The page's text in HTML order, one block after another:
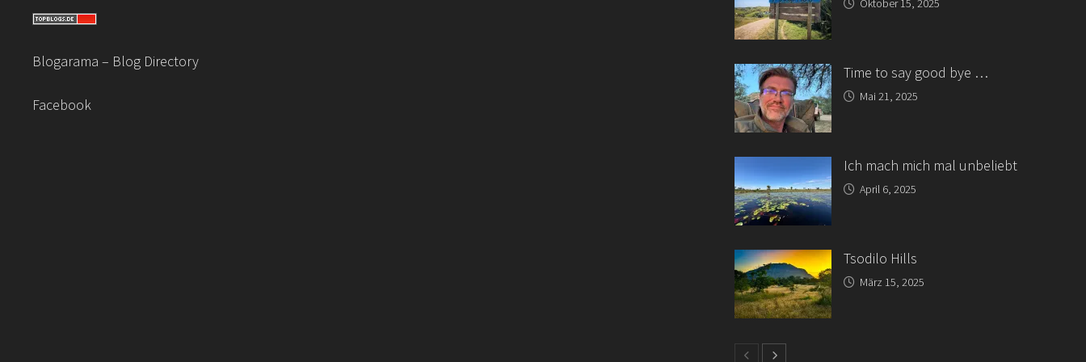
Blogarama – Blog Directory
Facebook
Oktober 15, 2025
Time to say good bye …
Mai 21, 2025
Ich mach mich mal unbeliebt
April 6, 2025
Tsodilo Hills
März 15, 2025